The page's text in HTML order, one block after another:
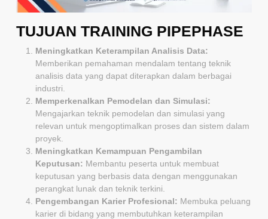
TUJUAN TRAINING PIPEPHASE
Meningkatkan Keterampilan Analisis Data:
Memberikan pemahaman mendalam tentang teknik
analisis data yang dapat diterapkan dalam berbagai
industri.
Memperkenalkan Pemodelan dan Simulasi:
Mengajarkan teknik pemodelan dan simulasi yang
relevan untuk mengoptimalkan proses dan sistem dalam
proyek.
Meningkatkan Kemampuan Pengambilan
Keputusan: Membantu peserta untuk membuat
keputusan yang berbasis data dengan menggunakan
perangkat lunak dan teknik terkini.
Pengembangan Karier Profesional: Membuka peluang
karier di bidang yang membutuhkan keterampilan